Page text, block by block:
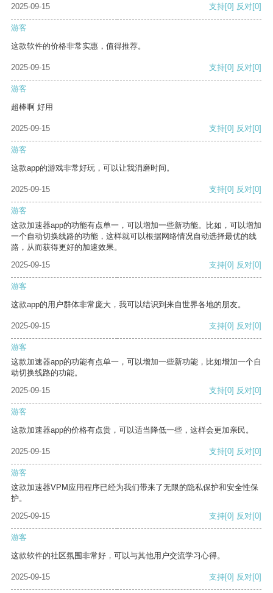
2025-09-15 支持[0] 反对[0]
游客
这款软件的价格非常实惠，值得推荐。
2025-09-15 支持[0] 反对[0]
游客
超棒啊 好用
2025-09-15 支持[0] 反对[0]
游客
这款app的游戏非常好玩，可以让我消磨时间。
2025-09-15 支持[0] 反对[0]
游客
这款加速器app的功能有点单一，可以增加一些新功能。比如，可以增加
一个自动切换线路的功能，这样就可以根据网络情况自动选择最优的线
路，从而获得更好的加速效果。
2025-09-15
支持[0] 反对[0]
游客
这款app的用户群体非常庞大，我可以结识到来自世界各地的朋友。
2025-09-15 支持[0] 反对[0]
游客
这款加速器app的功能有点单一，可以增加一些新功能，比如增加一个自
动切换线路的功能。
2025-09-15
支持[0] 反对[0]
游客
这款加速器app的价格有点贵，可以适当降低一些，这样会更加亲民。
2025-09-15 支持[0] 反对[0]
游客
这款加速器VPM应用程序已经为我们带来了无限的隐私保护和安全性保
护。
2025-09-15
支持[0] 反对[0]
游客
这款软件的社区氛围非常好，可以与其他用户交流学习心得。
2025-09-15 支持[0] 反对[0]